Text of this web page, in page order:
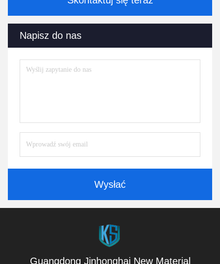
Napisz do nas
Wysłać
Guangdong Jinhonghai New Material